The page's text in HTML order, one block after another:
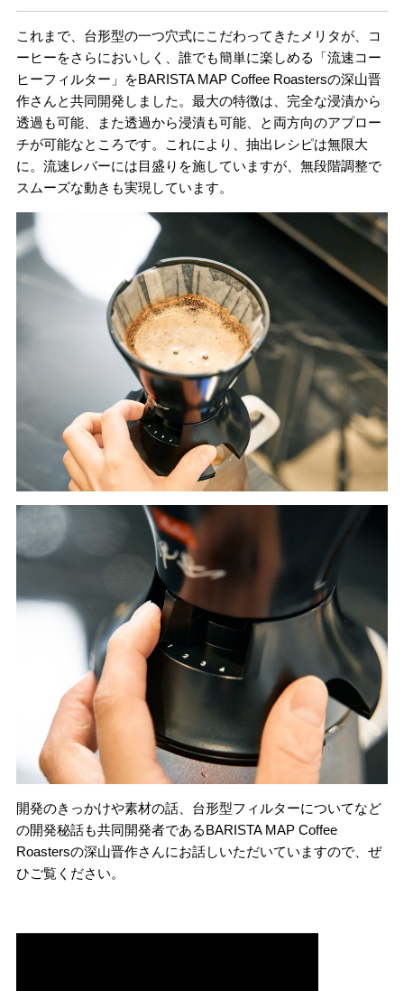
これまで、台形型の一つ穴式にこだわってきたメリタが、コ
ーヒーをさらにおいしく、誰でも簡単に楽しめる「流速コー
ヒーフィルター」をBARISTA MAP Coffee Roastersの深山晋
作さんと共同開発しました。最大の特徴は、完全な浸漬から
透過も可能、また透過から浸漬も可能、と両方向のアプロー
チが可能なところです。これにより、抽出レシピは無限大
に。流速レバーには目盛りを施していますが、無段階調整で
スムーズな動きも実現しています。
開発のきっかけや素材の話、台形型フィルターについてなど
の開発秘話も共同開発者であるBARISTA MAP Coffee
Roastersの深山晋作さんにお話しいただいていますので、ぜ
ひご覧ください。